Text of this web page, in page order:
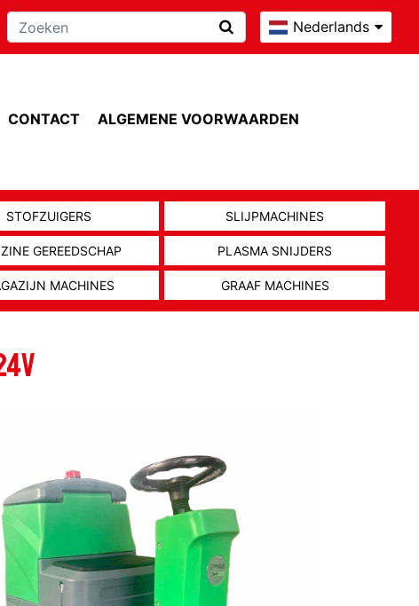
Nederlands
CONTACT ALGEMENE VOORWAARDEN
STOFZUIGERS SLIJPMACHINES
GEREEDSCHAP PLASMA SNIJDERS
MACHINES GRAAF MACHINES